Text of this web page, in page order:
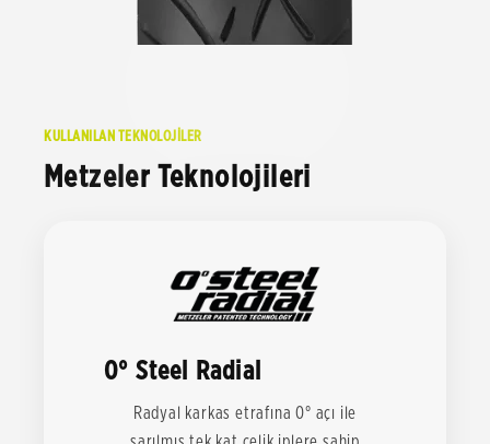
KULLANILAN TEKNOLOJİLER
Metzeler Teknolojileri
0° Steel Radial
Radyal karkas etrafına 0° açı ile